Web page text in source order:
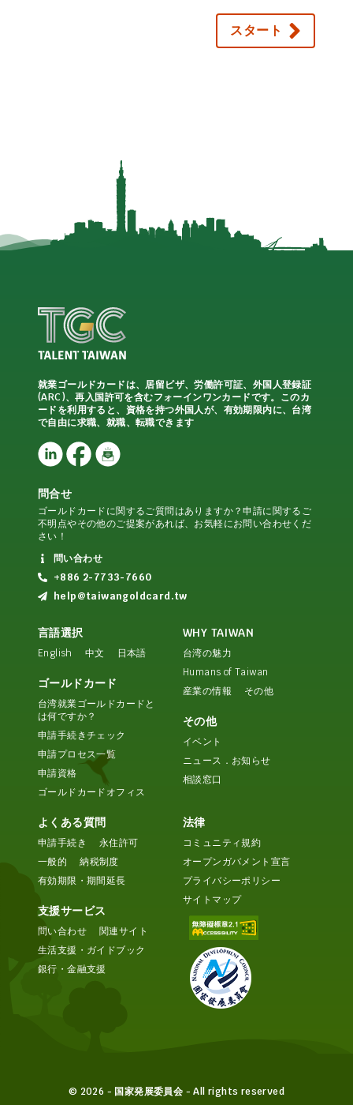
スタート
就業ゴールドカードは、居留ビザ、労働許可証、外国人登録証
(ARC)、再入国許可を含むフォーインワンカードです。このカ
ードを利用すると、資格を持つ外国人が、有効期限内に、台湾
で自由に求職、就職、転職できます
問合せ
ゴールドカードに関するご質問はありますか？申請に関するご
不明点やその他のご提案があれば、お気軽にお問い合わせくだ
さい！
問い合わせ
+886 2-7733-7660
help@taiwangoldcard.tw
言語選択
English 中文 日本語
ゴールドカード
台湾就業ゴールドカードと
は何ですか？
申請手続きチェック
申請プロセス一覧
申請資格
ゴールドカードオフィス
WHY TAIWAN
台湾の魅力
Humans of Taiwan
産業の情報
その他
その他
イベント
ニュース．お知らせ
相談窓口
よくある質問
申請手続き
永住許可
一般的
納税制度
有効期限・期間延長
支援サービス
問い合わせ
関連サイト
生活支援・ガイドブック
銀行・金融支援
法律
コミュニティ規約
オープンガバメント宣言
プライバシーポリシー
サイトマップ
© 2026 - 国家発展委員会 - All rights reserved